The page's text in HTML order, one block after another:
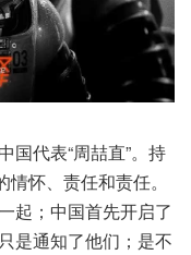
国代表“周喆直”。持
怀、责任和责任。
起；中国首先开启了
是通知了他们；是不